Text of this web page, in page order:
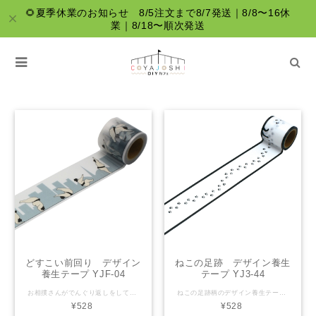
🌻夏季休業のお知らせ 8/5注文まで8/7発送｜8/8〜16休
業｜8/18〜順次発送
グレー・ブラック系
どすこい前回り デザイン
養生テープ YJF-04
お相撲さんがでんぐり返しをしているよ。 都会な背景の中を前転しているお相撲さんのミスマッチが面白い。 【YOJO TAPEとは】 YOJOTAPEは、アレンジ自在、おしゃれで丈夫なデザイン養生テープです。 日常で使用するさまざまなアイテムをおしゃれにかわいく変身させることができます。 サイズ：幅45mm×長さ3ｍ 材 質：PEクロス 粘着剤：アクリル系 生産国：日本
¥528
ねこの足跡 デザイン養生
テープ YJ3-44
ねこの足跡柄のデザイン養生テープ。モノトーンでアイテムを選ばず使いやすいデザインです。 【YOJO TAPEとは】 YOJOTAPEは、アレンジ自在、おしゃれで丈夫なデザイン養生テープです。 日常で使用するさまざまなアイテムをおしゃれにかわいく変身させることができます。 サイズ：幅45mm×長さ3ｍ 材 質：PEクロス 粘着剤：アクリル系 生産国：日本
¥528